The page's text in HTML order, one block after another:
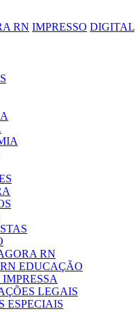
RN IMPRESSO DIGITAL
RN
EDUCAÇÃO
LEGAIS
ESPECIAIS